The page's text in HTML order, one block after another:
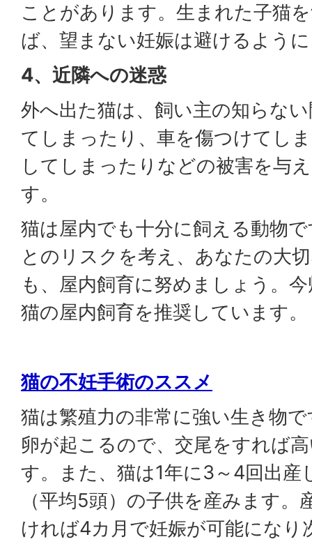
ことがあります。生まれた子猫
ば、望まない妊娠は避けるよう
4、近隣への迷惑
外へ出た猫は、飼い主の知らな
てしまったり、車を傷つけてし
してしまったりなどの被害を与
す。
猫は屋内でも十分に飼える動物
とのリスクを考え、あなたの大
も、屋内飼育に努めましょう。
猫の屋内飼育を推奨しています。
猫の不妊手術のススメ
猫は繁殖力の非常に強い生き物
卵が起こるので、交尾をすれば
す。また、猫は1年に3～4回出産
（平均5頭）の子供を産みます
ければ4カ月で妊娠が可能になり